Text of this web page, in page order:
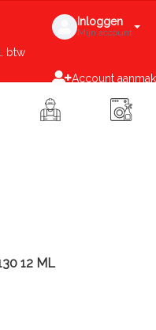
btw
Inloggen
Mijn account
Account
12 ML